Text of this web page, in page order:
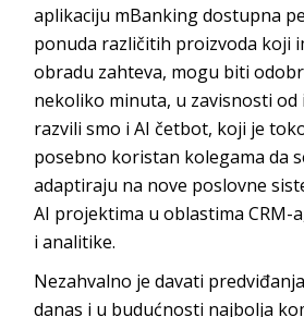
aplikaciju mBankingdostupna
ponuda različitih proizvoda koji
obradu zahteva, mogu biti
nekoliko minuta, u zavisnosti od
razvili smo i AI četbot, koji je
posebno koristan kolegama da
adaptiraju na nove poslovne
AI projektima u oblastima CRM-
ianalitike.
Nezahvalno je davati
danas i u budućnosti najbolja